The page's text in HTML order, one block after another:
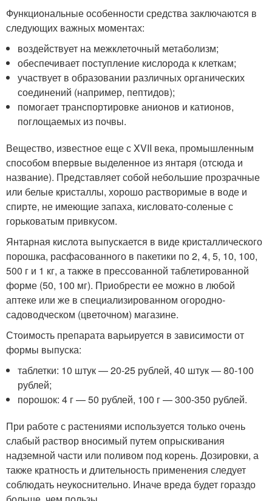
Функциональные особенности средства заключаются в
следующих важных моментах:
воздействует на межклеточный метаболизм;
обеспечивает поступление кислорода к клеткам;
участвует в образовании различных органических
соединений (например, пептидов);
помогает транспортировке анионов и катионов,
поглощаемых из почвы.
Вещество, известное еще с XVII века, промышленным
способом впервые выделенное из янтаря (отсюда и
название). Представляет собой небольшие прозрачные
или белые кристаллы, хорошо растворимые в воде и
спирте, не имеющие запаха, кисловато-соленые с
горьковатым привкусом.
Янтарная кислота выпускается в виде кристаллического
порошка, расфасованного в пакетики по 2, 4, 5, 10, 100,
500 г и 1 кг, а также в прессованной таблетированной
форме (50, 100 мг). Приобрести ее можно в любой
аптеке или же в специализированном огородно-
садоводческом (цветочном) магазине.
Стоимость препарата варьируется в зависимости от
формы выпуска:
таблетки: 10 штук — 20-25 рублей, 40 штук — 80-100
рублей;
порошок: 4 г — 50 рублей, 100 г — 300-350 рублей.
При работе с растениями используется только очень
слабый раствор вносимый путем опрыскивания
надземной части или поливом под корень. Дозировки, а
также кратность и длительность применения следует
соблюдать неукоснительно. Иначе вреда будет гораздо